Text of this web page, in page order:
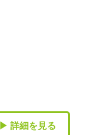
▶ 詳細を見る